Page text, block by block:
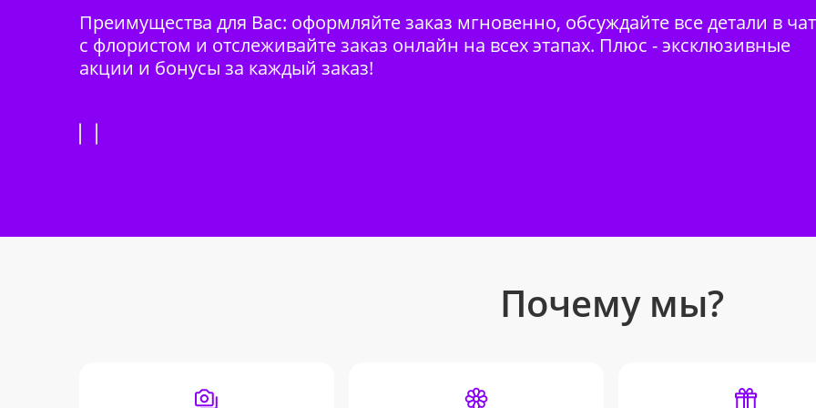
Преимущества для Вас: оформляйте заказ мгновенно, обсуждайте все детали в
с флористом и отслеживайте заказ онлайн на всех этапах. Плюс - эксклюзивные
акции и бонусы за каждый заказ!
Почему мы?